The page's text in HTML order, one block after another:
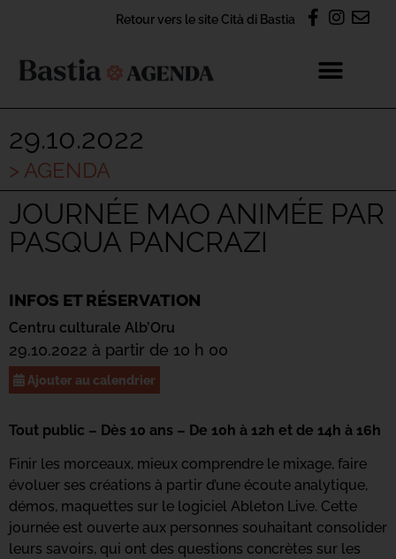
Retour vers le site Cità di Bastia
29.10.2022
> AGENDA
JOURNÉE MAO ANIMÉE PAR
PASQUA PANCRAZI
INFOS ET RÉSERVATION
Centru culturale Alb’Oru
29.10.2022 à partir de 10 h 00
Ajouter au calendrier
Tout public – Dès 10 ans – De 10h à 12h et de 14h à 16h
Finir les morceaux, mieux comprendre le mixage, faire
évoluer ses créations à partir d’une écoute analytique,
démos, maquettes sur le logiciel Ableton Live. Cette
journée est ouverte aux personnes souhaitant consolider
leurs savoirs, qui ont des questions concrètes sur les